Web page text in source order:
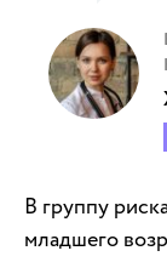
В группу
младшего